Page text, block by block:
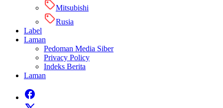
Mitsubishi
Rusia
Label
Laman
Pedoman Media Siber
Privacy Policy
Indeks Berita
Laman